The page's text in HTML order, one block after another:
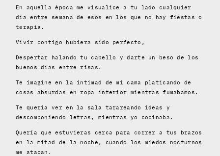
En aquella época me visualice a tu lado cualquier
día entre semana de esos en los que no hay fiestas o
terapia.
Vivir contigo hubiera sido perfecto,
Despertar halando tu cabello y darte un beso de los
buenos días entre risas.
Te imagine en la íntimad de mi cama platicando de
cosas absurdas en ropa interior mientras fumabamos.
Te quería ver en la sala tarareando ideas y
descomponiendo letras, mientras yo cocinaba.
Quería que estuvieras cerca para correr a tus brazos
en la mitad de la noche, cuando los miedos nocturnos
me atacan.